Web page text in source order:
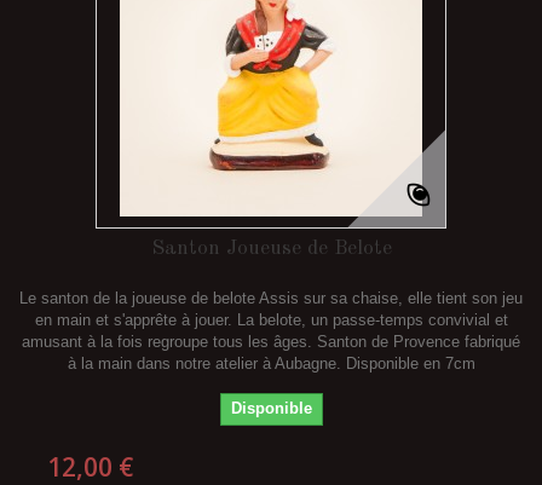
Santon Joueuse de Belote
Le santon de la joueuse de belote Assis sur sa chaise, elle tient son jeu
en main et s'apprête à jouer. La belote, un passe-temps convivial et
amusant à la fois regroupe tous les âges. Santon de Provence fabriqué
à la main dans notre atelier à Aubagne. Disponible en 7cm
Disponible
12,00 €